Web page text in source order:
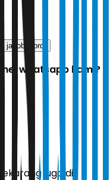
jacob elordi
whatsapp kami?
juga di